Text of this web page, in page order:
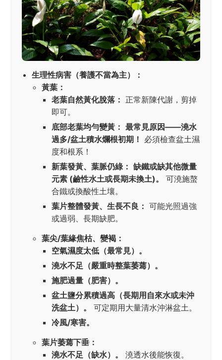
生理性病害（養護不當為主）：
黃葉：
老葉自然黃化脫落： 正常新陳代謝，剪掉
即可。
底部老葉均勻變黃： 最常見原因——澆水
過多/盆土積水爛根初期！ 必須檢查盆土濕
度和根系！
新葉發黃、葉脈仍綠： 缺鐵或缺其他微量
元素 (鹼性水土或長期未換土)。
可澆施螯
合鐵或換酸性土壤。
葉片整體發黃、生長不良： 可能光照過強
或過弱、長期缺肥。
葉尖/葉緣焦枯、變褐：
空氣濕度太低（最常見）。
澆水不足（嚴重時整葉萎蔫）。
施肥過量（肥害）。
盆土鹽分累積過高（長期用自來水或未沖
洗盆土）。
可定期用大量清水沖淋盆土。
冷風/寒害。
葉片萎蔫下垂：
澆水不足（缺水）。
澆透水後能恢復。